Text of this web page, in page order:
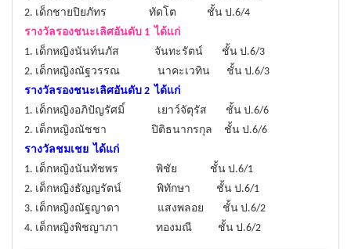
2. เด็กชายปิยภัทร ทัดโต ชั้น ป.6/4
รางวัลรองชนะเลิศอันดับ 1 ได้แก่
1. เด็กหญิงนันท์นภัส จันทะรัตน์ ชั้น ป.6/3
2. เด็กหญิงณัฐวรรณ นาคะเวทิน ชั้น ป.6/3
รางวัลรองชนะเลิศอันดับ 2 ได้แก่
1. เด็กหญิงอภิปัญรัศมิ์ เยาว์จัตุรัส ชั้น ป.6/6
2. เด็กหญิงณัชชา ปิติธนากรกุล ชั้น ป.6/6
รางวัลชมเชย ได้แก่
1. เด็กหญิงนันทัชพร พิชัย ชั้น ป.6/1
2. เด็กหญิงธัญญรัตน์ พิทักษา ชั้น ป.6/1
3. เด็กหญิงณัฐญาดา แสงพลอย ชั้น ป.6/2
4. เด็กหญิงพิชญาภา ทองมณี ชั้น ป.6/2